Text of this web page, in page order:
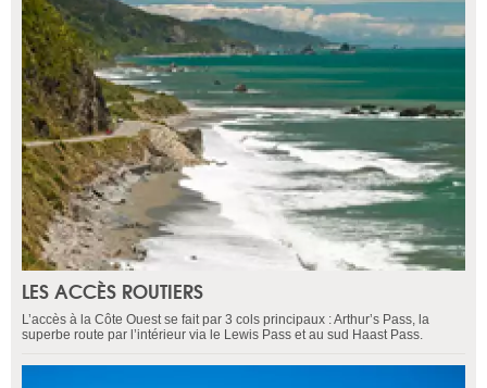
LES ACCÈS ROUTIERS
L’accès à la Côte Ouest se fait par 3 cols principaux : Arthur’s Pass, la
superbe route par l’intérieur via le Lewis Pass et au sud Haast Pass.